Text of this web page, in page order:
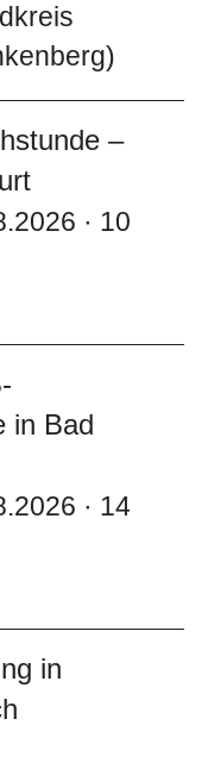
–
· 10
in Bad
· 14
in